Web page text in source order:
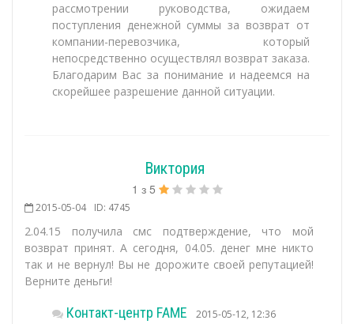
рассмотрении руководства, ожидаем
поступления денежной суммы за возврат от
компании-перевозчика, который
непосредственно осуществлял возврат заказа.
Благодарим Вас за понимание и надеемся на
скорейшее разрешение данной ситуации.
Виктория
1 з 5
2015-05-04 ID: 4745
2.04.15 получила смс подтверждение, что мой
возврат принят. А сегодня, 04.05. денег мне никто
так и не вернул! Вы не дорожите своей репутацией!
Верните деньги!
Контакт-центр FAME 2015-05-12, 12:36